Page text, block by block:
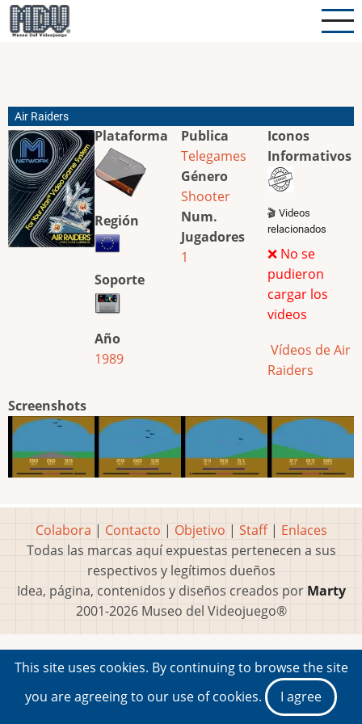
Pasar
al
Air Raiders
Plataforma
Región
Soporte
Año
1989
Publica
Telegames
Género
Shooter
Num.
Jugadores
1
Iconos
Informativos
🎬 Videos
relacionados
❌ No se
pudieron
cargar los
videos
Vídeos de Air
Raiders
Screenshots
Colabora | Contacto | Objetivo | Staff| Enlaces
Todas las marcas aquí expuestas pertenecen a sus
respectivos y legítimos dueños
Idea, página, contenidos y diseños creados por Marty
2001-2026 Museo del Videojuego®
This site uses cookies. By continuing to browse the site
you are agreeing to our use of cookies.
I agree